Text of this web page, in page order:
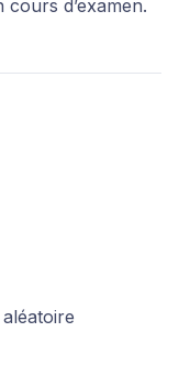
cours d’examen.